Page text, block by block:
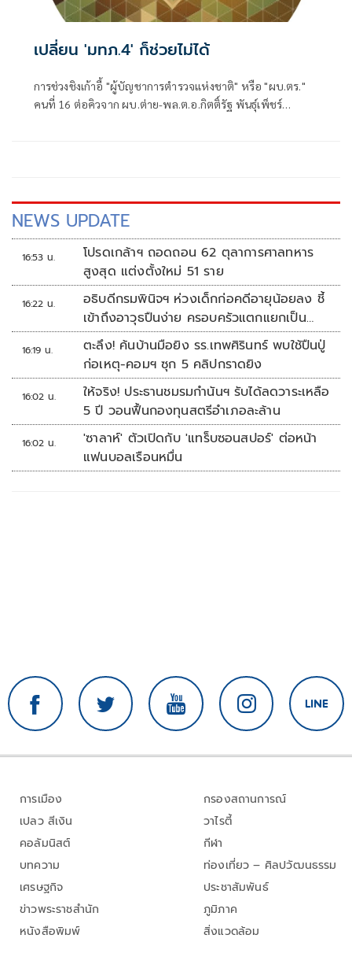
เปลี่ยน 'มทภ.4' ก็ช่วยไม่ได้
การช่วงชิงเก้าอี้ "ผู้บัญชาการตำรวจแห่งชาติ" หรือ "ผบ.ตร."
คนที่ 16 ต่อคิวจาก ผบ.ต่าย-พล.ต.อ.กิตติ์รัฐ พันธุ์เพ็ชร์
NEWS UPDATE
16:53 น.
โปรดเกล้าฯ ถอดถอน 62 ตุลาการศาลทหาร
สูงสุด แต่งตั้งใหม่ 51 ราย
16:22 น.
อธิบดีกรมพินิจฯ ห่วงเด็กก่อคดีอายุน้อยลง ชี้
เข้าถึงอาวุธปืนง่าย ครอบครัวแตกแยกเป็น
ชนวนสำคัญ
16:19 น.
ตะลึง! ค้นบ้านมือยิง รร.เทพศิรินทร์ พบใช้ปืนปู่
ก่อเหตุ-คอมฯ ซุก 5 คลิปกราดยิง
16:02 น.
ให้จริง! ประธานชมรมกำนันฯ รับได้ลดวาระเหลือ
5 ปี วอนฟื้นกองทุนสตรีอำเภอละล้าน
16:02 น.
'ซาลาห์' ตัวเปิดกับ 'แทร็บซอนสปอร์' ต่อหน้า
แฟนบอลเรือนหมื่น
การเมือง
เปลว สีเงิน
คอลัมนิสต์
บทความ
เศรษฐกิจ
ข่าวพระราชสำนัก
หนังสือพิมพ์
กรองสถานการณ์
วาไรตี้
กีฬา
ท่องเที่ยว – ศิลปวัฒนธรรม
ประชาสัมพันธ์
ภูมิภาค
สิ่งแวดล้อม